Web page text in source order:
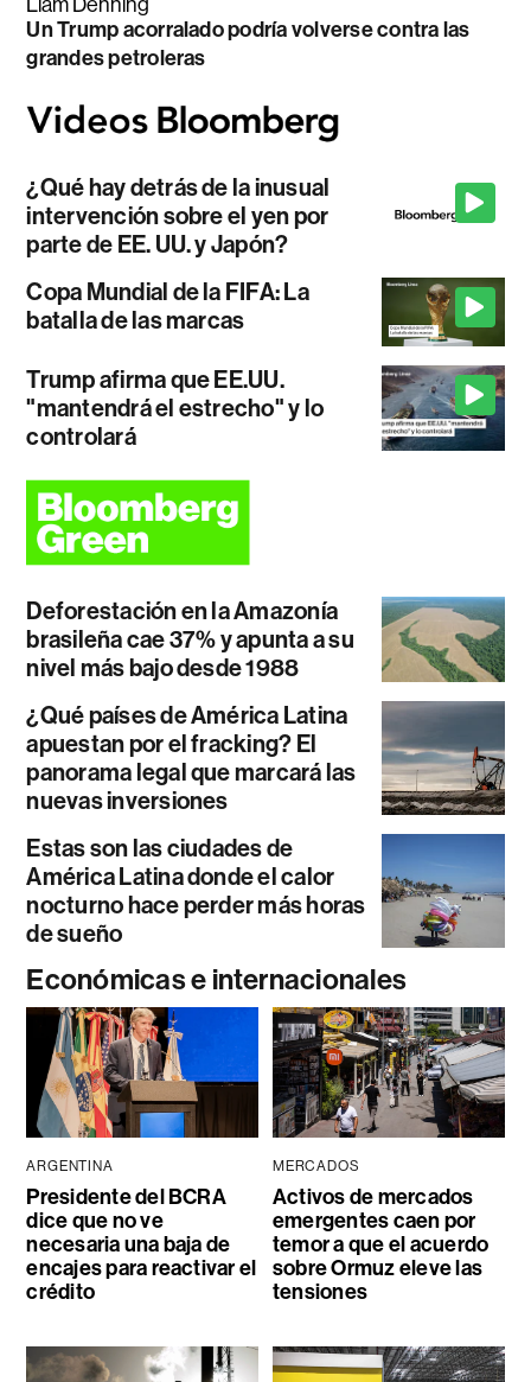
Un Trump acorralado podría volverse contra las
grandes petroleras
¿Qué hay detrás de la inusual
intervención sobre el yen por
parte de EE. UU. y Japón?
Copa Mundial de la FIFA: La
batalla de las marcas
Trump afirma que EE.UU.
"mantendrá el estrecho" y lo
controlará
Deforestación en la Amazonía
brasileña cae 37% y apunta a su
nivel más bajo desde 1988
¿Qué países de América Latina
apuestan por el fracking? El
panorama legal que marcará las
nuevas inversiones
Estas son las ciudades de
América Latina donde el calor
nocturno hace perder más horas
de sueño
Económicas e internacionales
ARGENTINA
Presidente del BCRA
dice que no ve
necesaria una baja de
encajes para reactivar el
crédito
MERCADOS
Activos de mercados
emergentes caen por
temor a que el acuerdo
sobre Ormuz eleve las
tensiones